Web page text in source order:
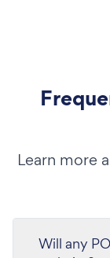
Learn more
Will any